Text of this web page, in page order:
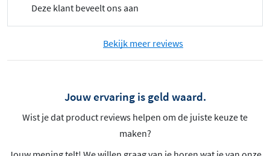
Deze klant beveelt ons aan
Bekijk meer reviews
Jouw ervaring is geld waard.
Wist je dat product reviews helpen om de juiste keuze te
maken?